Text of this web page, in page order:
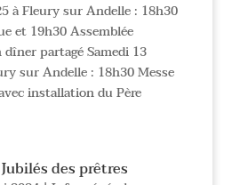
à Fleury sur Andelle : 18h30
et 19h30 Assemblée
partagé Samedi 13
sur Andelle : 18h30 Messe
installation du Père
des prêtres